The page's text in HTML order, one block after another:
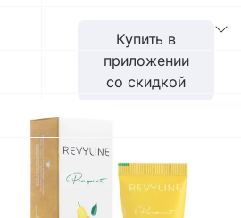
Купить в
приложении
со скидкой